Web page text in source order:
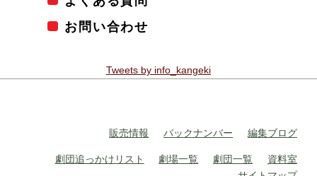
お問い合わせ
Tweets by info_kangeki
販売情報 バックナンバー 編集ブログ
劇団追っかけリスト 劇場一覧 劇団一覧
資料室